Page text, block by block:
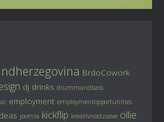
BrdoCowork
dj drinks drummandbass
employment employmentopportunities
joomla kickflip kreativnostzasve ollie